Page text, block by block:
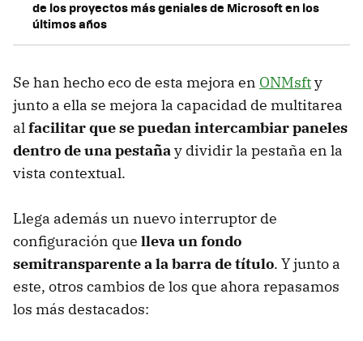
de los proyectos más geniales de Microsoft en los
últimos años
Se han hecho eco de esta mejora en ONMsfty
junto a ella se mejora la capacidad de multitarea
alfacilitar que se puedan intercambiar paneles
dentro de una pestañay dividir la pestaña en la
vista contextual.
Llega además un nuevo interruptor de
configuración que lleva un fondo
semitransparente a la barra de título. Y junto a
este, otros cambios de los que ahora repasamos
los más destacados: